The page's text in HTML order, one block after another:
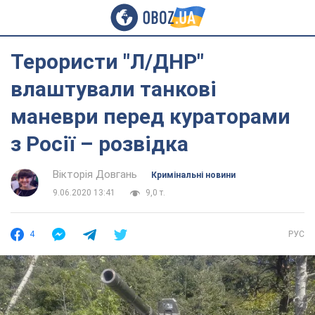
Терористи "Л/ДНР"
влаштували танкові
маневри перед кураторами
з Росії – розвідка
Вікторія Довгань
Кримінальні новини
9.06.2020 13:41
9,0 т.
4 РУС